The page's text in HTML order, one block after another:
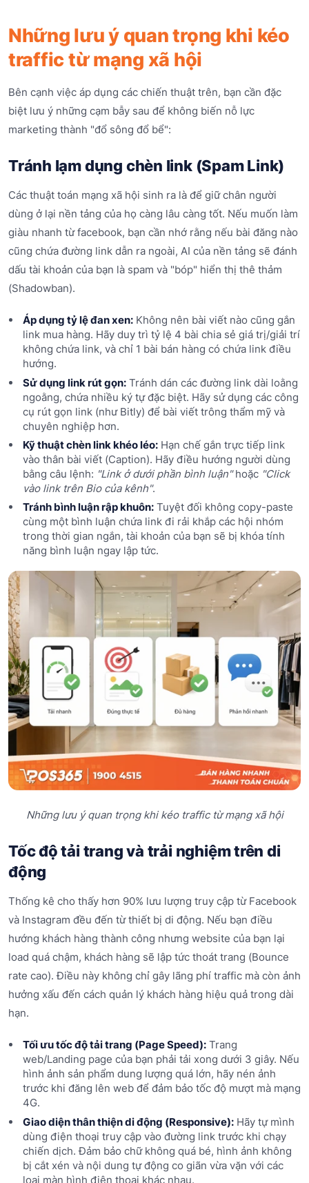
Những lưu ý quan trọng khi kéo
traffic từ mạng xã hội
Bên cạnh việc áp dụng các chiến thuật trên, bạn cần đặc
biệt lưu ý những cạm bẫy sau để không biến nỗ lực
marketing thành "đổ sông đổ bể":
Tránh lạm dụng chèn link (Spam Link)
Các thuật toán mạng xã hội sinh ra là để giữ chân người
dùng ở lại nền tảng của họ càng lâu càng tốt. Nếu muốn làm
giàu nhanh từ facebook, bạn cần nhớ rằng nếu bài đăng nào
cũng chứa đường link dẫn ra ngoài, AI của nền tảng sẽ đánh
dấu tài khoản của bạn là spam và "bóp" hiển thị thê thảm
(Shadowban).
Áp dụng tỷ lệ đan xen:Không nên bài viết nào cũng gắn
link mua hàng. Hãy duy trì tỷ lệ 4 bài chia sẻ giá trị/giải trí
không chứa link, và chỉ 1 bài bán hàng có chứa link điều
hướng.
Sử dụng link rút gọn:Tránh dán các đường link dài loằng
ngoằng, chứa nhiều ký tự đặc biệt. Hãy sử dụng các công
cụ rút gọn link (như Bitly) để bài viết trông thẩm mỹ và
chuyên nghiệp hơn.
Kỹ thuật chèn link khéo léo:Hạn chế gắn trực tiếp link
vào thân bài viết (Caption). Hãy điều hướng người dùng
bằng câu lệnh: "Link ở dưới phần bình luận"hoặc "Click
vào link trên Bio của kênh".
Tránh bình luận rập khuôn:Tuyệt đối không copy-paste
cùng một bình luận chứa link đi rải khắp các hội nhóm
trong thời gian ngắn, tài khoản của bạn sẽ bị khóa tính
năng bình luận ngay lập tức.
Những lưu ý quan trọng khi kéo traffic từ mạng xã hội
Tốc độ tải trang và trải nghiệm trên di
động
Thống kê cho thấy hơn 90% lưu lượng truy cập từ Facebook
và Instagram đều đến từ thiết bị di động. Nếu bạn điều
hướng khách hàng thành công nhưng website của bạn lại
load quá chậm, khách hàng sẽ lập tức thoát trang (Bounce
rate cao). Điều này không chỉ gây lãng phí traffic mà còn ảnh
hưởng xấu đến cách quản lý khách hàng hiệu quả trong dài
hạn.
Tối ưu tốc độ tải trang (Page Speed):Trang
web/Landing page của bạn phải tải xong dưới 3 giây. Nếu
hình ảnh sản phẩm dung lượng quá lớn, hãy nén ảnh
trước khi đăng lên web để đảm bảo tốc độ mượt mà mạng
4G.
Giao diện thân thiện di động (Responsive):Hãy tự mình
dùng điện thoại truy cập vào đường link trước khi chạy
chiến dịch. Đảm bảo chữ không quá bé, hình ảnh không
bị cắt xén và nội dung tự động co giãn vừa vặn với các
loại màn hình điện thoại khác nhau.